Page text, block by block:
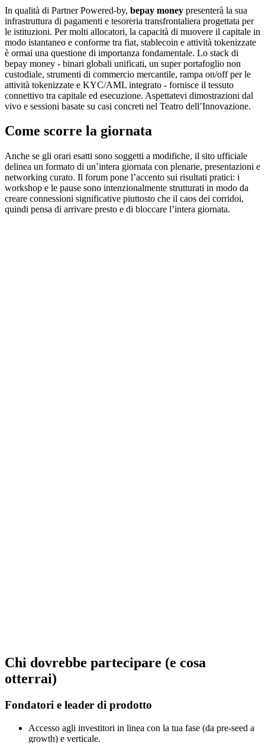
In qualità di Partner Powered-by, bepay money presenterà la sua
infrastruttura di pagamenti e tesoreria transfrontaliera progettata per
le istituzioni. Per molti allocatori, la capacità di muovere il capitale in
modo istantaneo e conforme tra fiat, stablecoin e attività tokenizzate
è ormai una questione di importanza fondamentale. Lo stack di
bepay money - binari globali unificati, un super portafoglio non
custodiale, strumenti di commercio mercantile, rampa on/off per le
attività tokenizzate e KYC/AML integrato - fornisce il tessuto
connettivo tra capitale ed esecuzione. Aspettatevi dimostrazioni dal
vivo e sessioni basate su casi concreti nel Teatro dell’Innovazione.
Come scorre la giornata
Anche se gli orari esatti sono soggetti a modifiche, il sito ufficiale
delinea un formato di un’intera giornata con plenarie, presentazioni e
networking curato. Il forum pone l’accento sui risultati pratici: i
workshop e le pause sono intenzionalmente strutturati in modo da
creare connessioni significative piuttosto che il caos dei corridoi,
quindi pensa di arrivare presto e di bloccare l’intera giornata.
Chi dovrebbe partecipare (e cosa
otterrai)
Fondatori e leader di prodotto
Accesso agli investitori in linea con la tua fase (da pre-seed a
growth) e verticale.